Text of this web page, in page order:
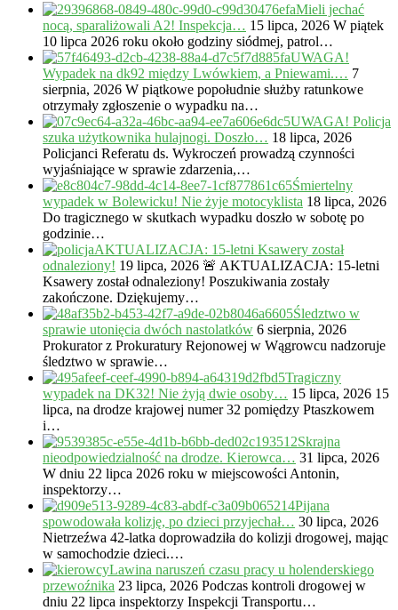
Mieli jechać
nocą, sparaliżowali A2! Inspekcja… 15 lipca, 2026 W piątek
10 lipca 2026 roku około godziny siódmej, patrol…
UWAGA!
Wypadek na dk92 między Lwówkiem, a Pniewami.… 7
sierpnia, 2026 W piątkowe popołudnie służby ratunkowe
otrzymały zgłoszenie o wypadku na…
UWAGA! Policja
szuka użytkownika hulajnogi. Doszło… 18 lipca, 2026
Policjanci Referatu ds. Wykroczeń prowadzą czynności
wyjaśniające w sprawie zdarzenia,…
Śmiertelny
wypadek w Bolewicku! Nie żyje motocyklista 18 lipca, 2026
Do tragicznego w skutkach wypadku doszło w sobotę po
godzinie…
AKTUALIZACJA: 15-letni Ksawery został
odnaleziony! 19 lipca, 2026 🚨 AKTUALIZACJA: 15-letni
Ksawery został odnaleziony! Poszukiwania zostały
zakończone. Dziękujemy…
Śledztwo w
sprawie utonięcia dwóch nastolatków 6 sierpnia, 2026
Prokurator z Prokuratury Rejonowej w Wągrowcu nadzoruje
śledztwo w sprawie…
Tragiczny
wypadek na DK32! Nie żyją dwie osoby… 15 lipca, 2026 15
lipca, na drodze krajowej numer 32 pomiędzy Ptaszkowem
i…
Skrajna
nieodpowiedzialność na drodze. Kierowca… 31 lipca, 2026
W dniu 22 lipca 2026 roku w miejscowości Antonin,
inspektorzy…
Pijana
spowodowała kolizję, po dzieci przyjechał… 30 lipca, 2026
Nietrzeźwa 42-latka doprowadziła do kolizji drogowej, mając
w samochodzie dzieci.…
Lawina naruszeń czasu pracy u holenderskiego
przewoźnika 23 lipca, 2026 Podczas kontroli drogowej w
dniu 22 lipca inspektorzy Inspekcji Transportu…